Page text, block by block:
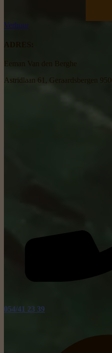
Verhuur
Astridlaan 61, Geraardsbergen 9500
054/41 23 39